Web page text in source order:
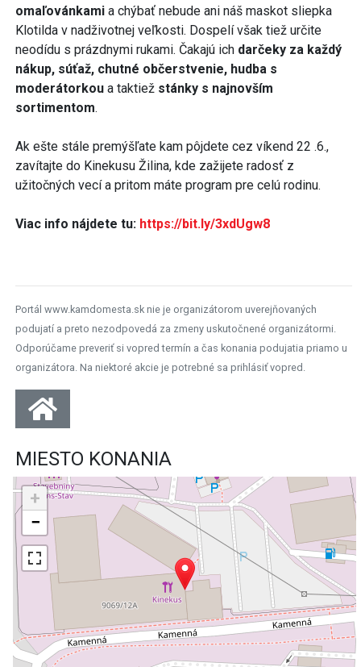
omaľovánkami a chýbať nebude ani náš maskot sliepka
Klotilda v nadživotnej veľkosti. Dospelí však tiež určite
neodídu s prázdnymi rukami. Čakajú ich darčeky za každý
nákup, súťaž, chutné občerstvenie, hudba s
moderátorkou a taktiež stánky s najnovším
sortimentom.
Ak ešte stále premýšľate kam pôjdete cez víkend 22 .6.,
zavítajte do Kinekusu Žilina, kde zažijete radosť z
užitočných vecí a pritom máte program pre celú rodinu.
Viac info nájdete tu: https://bit.ly/3xdUgw8
Portál www.kamdomesta.sk nie je organizátorom uverejňovaných
podujatí a preto nezodpovedá za zmeny uskutočnené organizátormi.
Odporúčame preveriť si vopred termín a čas konania podujatia priamo u
organizátora. Na niektoré akcie je potrebné sa prihlásiť vopred.
MIESTO KONANIA
+
−